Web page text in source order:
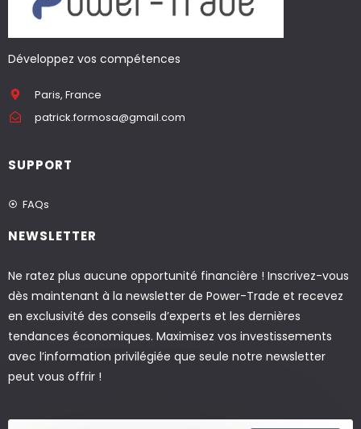
Développez vos compétences
Paris, France
patrick.formosa@gmail.com
SUPPORT
FAQs
NEWSLETTER
Ne ratez plus aucune opportunité financière ! Inscrivez-vous
dès maintenant à la newsletter de Power-Trade et recevez
en exclusivité des conseils d’experts et les dernières
tendances économiques. Maximisez vos investissements
avec l’information privilégiée que seule notre newsletter
peut vous offrir !